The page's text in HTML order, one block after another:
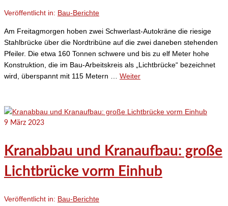
Veröffentlicht in: Bau-Berichte
Am Freitagmorgen hoben zwei Schwerlast-Autokräne die riesige
Stahlbrücke über die Nordtribüne auf die zwei daneben stehenden
Pfeiler. Die etwa 160 Tonnen schwere und bis zu elf Meter hohe
Konstruktion, die im Bau-Arbeitskreis als „Lichtbrücke“ bezeichnet
wird, überspannt mit 115 Metern … Weiter
9 März 2023
Kranabbau und Kranaufbau: große
Lichtbrücke vorm Einhub
Veröffentlicht in: Bau-Berichte